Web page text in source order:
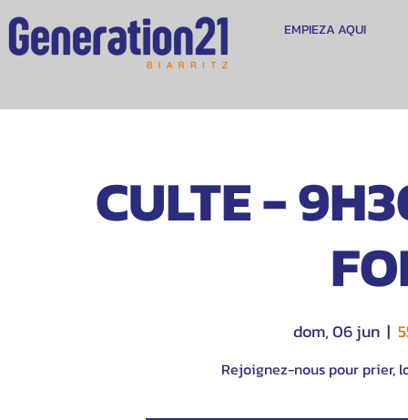
EMPIEZA AQUI
CULTE -
dom, 06 jun
  |
Rejoignez-nous pour prier,